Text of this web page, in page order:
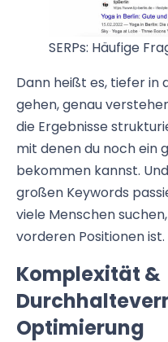
SERPs: Häufige
Dann heißt es, tiefer in
gehen, genau
die Ergebnisse
mit denen du noch ein
bekommen kannst.
großen Keywords
viele Menschen
vorderen Positionen ist.
Komplexität &
Optimierung